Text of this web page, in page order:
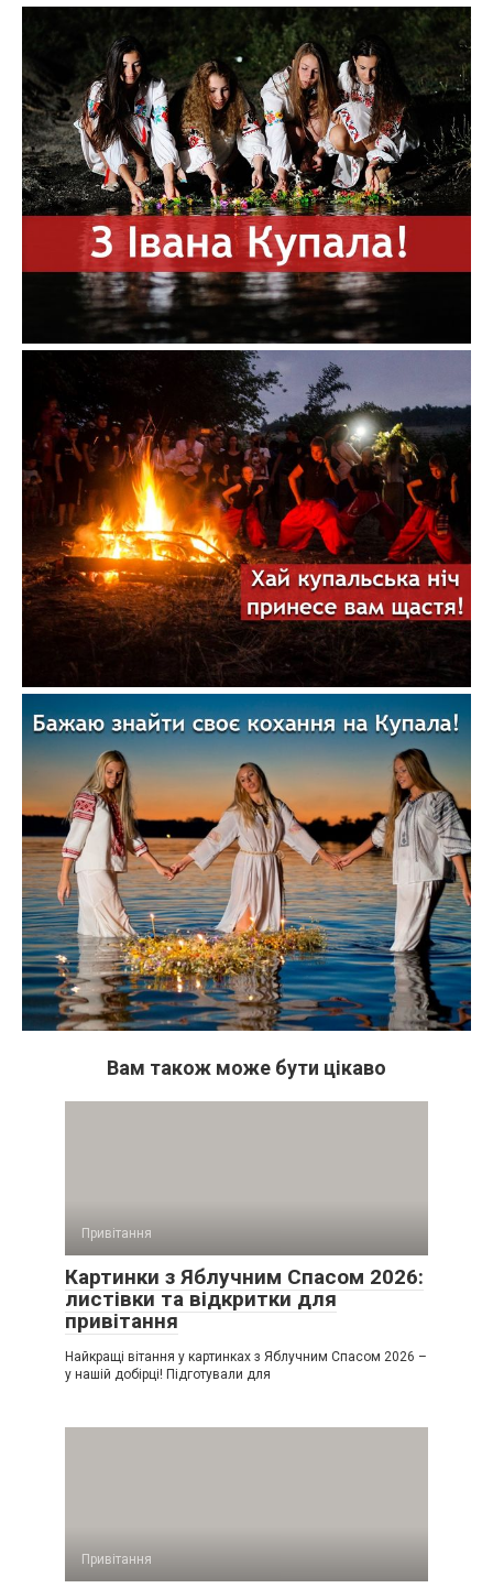
Вам також може бути цікаво
Привітання
Картинки з Яблучним Спасом 2026:
листівки та відкритки для
привітання
Найкращі вітання у картинках з Яблучним Спасом 2026 –
у нашій добірці! Підготували для
Привітання